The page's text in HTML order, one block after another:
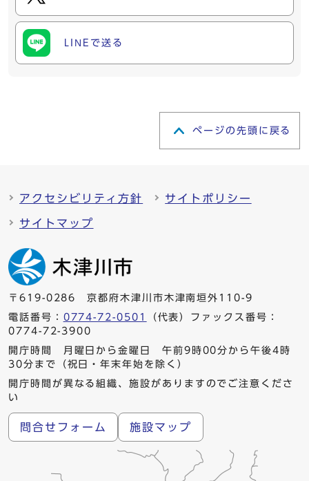
LINEで送る
ページの先頭に戻る
アクセシビリティ方針 サイトポリシー
サイトマップ
〒619-0286 京都府木津川市木津南垣外110-9
電話番号： 0774-72-0501
（代表）ファックス番号：
0774-72-3900
開庁時間 月曜日から金曜日 午前9時00分から午後4時
30分まで（祝日・年末年始を除く）
開庁時間が異なる組織、施設がありますのでご注意くださ
い
問合せフォーム 施設マップ